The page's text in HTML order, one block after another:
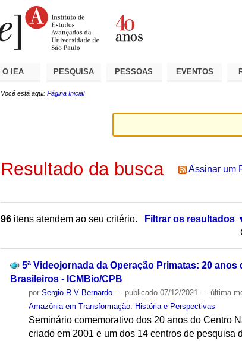
O IEA PESQUISA PESSOAS EVENTOS
Você está aqui: Página Inicial
Resultado da busca Assinar um
96 itens atendem ao seu critério.
Filtrar os resultados
5ª Videojornada da Operação Primatas: 20
Brasileiros - ICMBio/CPB
porSergio R V Bernardo — publicado 07/12/2021— última
Amazônia em Transformação: História e Perspectivas
Seminário comemorativo dos 20 anos do Centro
criado em 2001 e um dos 14 centros de